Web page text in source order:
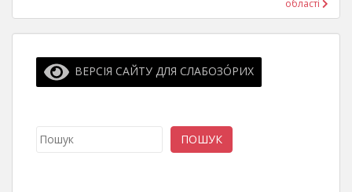
області
ВЕРСІЯ САЙТУ ДЛЯ СЛАБОЗО́РИХ
Пошук ПОШУК